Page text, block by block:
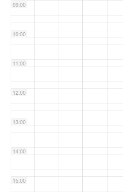
09:00
10:00
11:00
12:00
13:00
14:00
15:00